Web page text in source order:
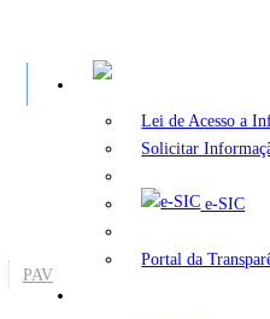
Lei de Acesso a
Solicitar
e-SIC
Portal da
PAV